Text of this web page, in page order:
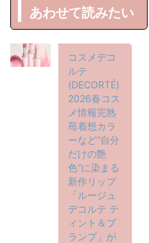
あわせて読みたい
コスメデコ
ルテ
(DECORTÉ)
2026春コス
メ情報完熟
苺着想カラ
ーなど“自分
だけの艶
色”に染まる
新作リップ
「ルージュ
デコルテ テ
ィント＆プ
ランプ」が